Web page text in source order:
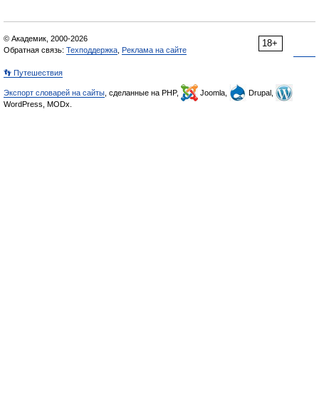
18+
© Академик, 2000-2026
Обратная связь: Техподдержка Реклама на сайте
👣 Путешествия
Экспорт словарей на сайты , сделанные на PHP, Joomla,
Drupal,
WordPress, MODx.